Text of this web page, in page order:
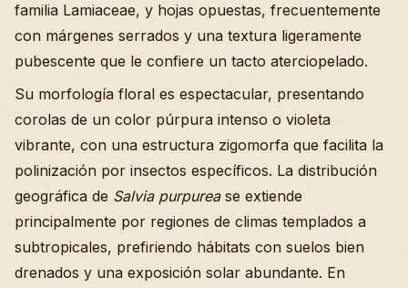
familia Lamiaceae, y hojas opuestas, frecuentemente
con márgenes serrados y una textura ligeramente
pubescente que le confiere un tacto aterciopelado.
Su morfología floral es espectacular, presentando
corolas de un color púrpura intenso o violeta
vibrante, con una estructura zigomorfa que facilita la
polinización por insectos específicos. La distribución
geográfica de Salvia purpurease extiende
principalmente por regiones de climas templados a
subtropicales, prefiriendo hábitats con suelos bien
drenados y una exposición solar abundante. En